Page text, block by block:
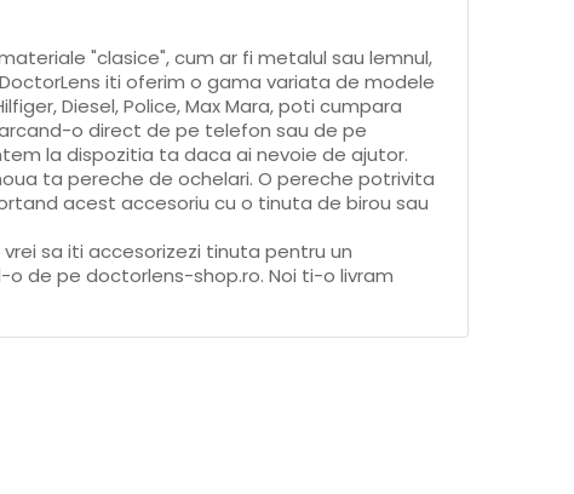
"clasice", cum ar fi metalul sau lemnul,
iti oferim o gama variata de modele
Diesel, Police, Max Mara, poti cumpara
o direct de pe telefon sau de pe
la dispozitia ta daca ai nevoie de ajutor.
ta pereche de ochelari. O pereche potrivita
acest accesoriu cu o tinuta de birou sau
sa iti accesorizezi tinuta pentru un
de pe doctorlens-shop.ro. Noi ti-o livram